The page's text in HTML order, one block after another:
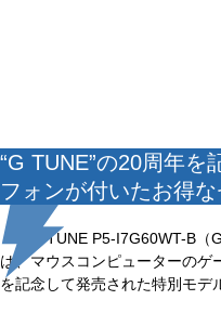
“G TUNE”の20周年
フォンが付いたお得
『G TUNE P5-I7G60WT-B（G
は、マウスコンピューターのゲ
を記念して発売された特別モデ